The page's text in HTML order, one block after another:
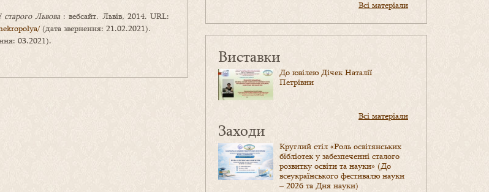
старого Львова: вебсайт. Львів, 2014. URL:
(дата звернення: 21.02.2021).
03.2021).
Всі матеріали
Виставки
До ювілею Дічек Наталії
Петрівни
Всі матеріали
Заходи
Круглий стіл «Роль освітянських
бібліотек у забезпеченні сталого
розвитку освіти та науки» (До
всеукраїнського фестивалю науки
– 2026 та Дня науки)